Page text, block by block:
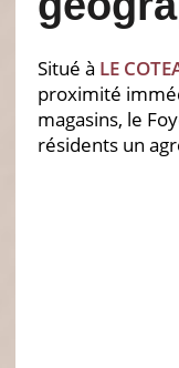
Situé à LE
proximité
magasins, le
résidents un